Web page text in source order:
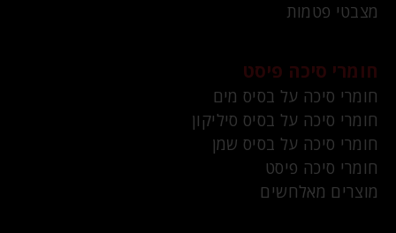
מצבטי פטמות
חומרי סיכה פיסט
חומרי סיכה על בסיס מים
חומרי סיכה על בסיס סיליקון
חומרי סיכה על בסיס שמן
חומרי סיכה פיסט
מוצרים מאלחשים